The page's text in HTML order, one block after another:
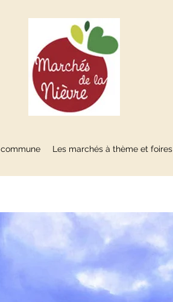
Les marchés à thème et foires